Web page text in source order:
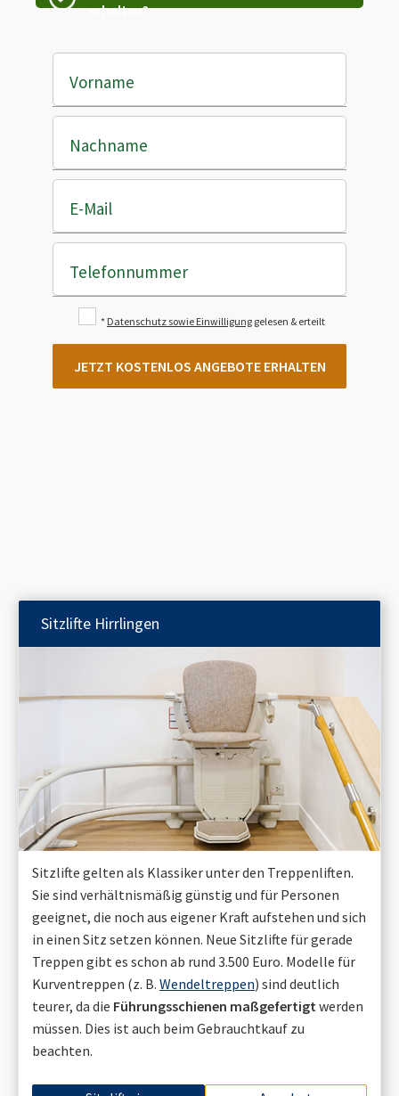
erhalten?
Vorname
Nachname
E-Mail
Telefonnummer
* Datenschutz sowie Einwilligung gelesen & erteilt
JETZT KOSTENLOS ANGEBOTE ERHALTEN
Sitzlifte Hirrlingen
Sitzlifte gelten als Klassiker unter den Treppenliften.
Sie sind verhältnismäßig günstig und für Personen
geeignet, die noch aus eigener Kraft aufstehen und sich
in einen Sitz setzen können. Neue Sitzlifte für gerade
Treppen gibt es schon ab rund 3.500 Euro. Modelle für
Kurventreppen (z. B. Wendeltreppen) sind deutlich
teurer, da die Führungsschienen maßgefertigt werden
müssen. Dies ist auch beim Gebrauchtkauf zu
beachten.